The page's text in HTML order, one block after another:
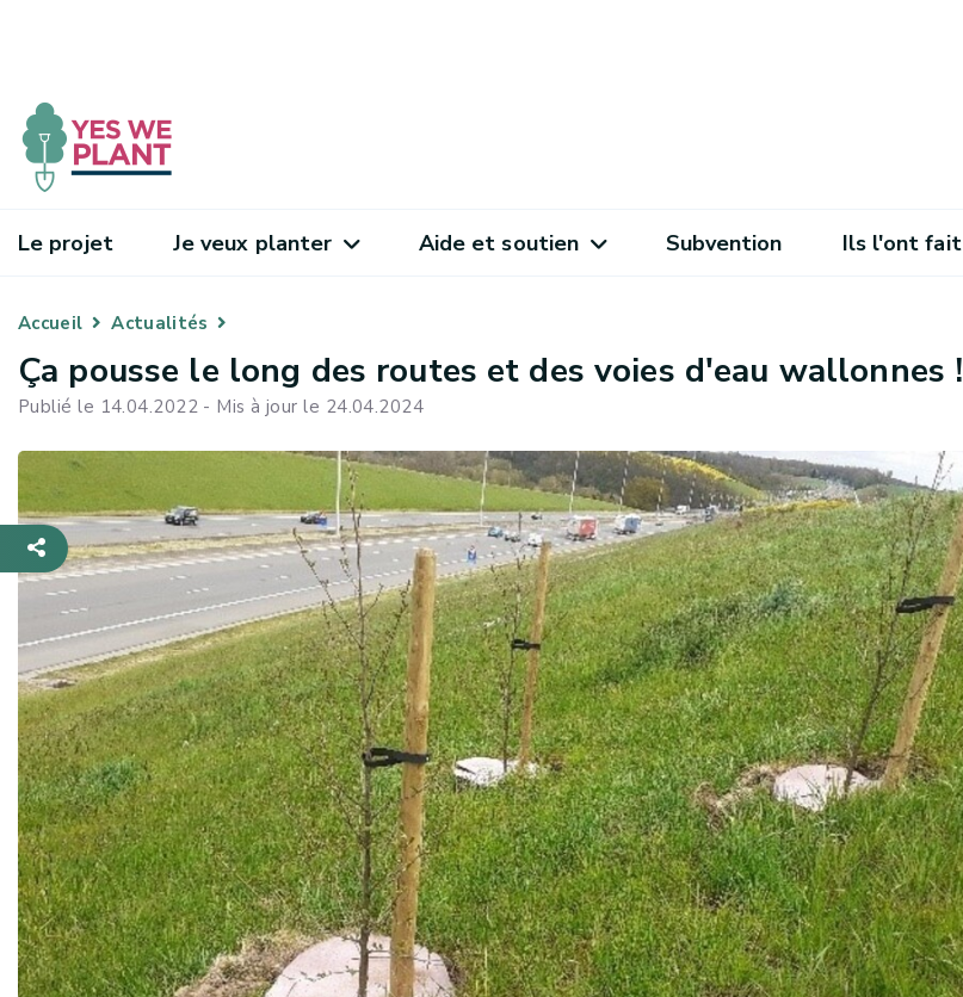
Le projet Je veux planter Aide et soutien Subvention Ils l'ont fait
Accueil Actualités
Ça pousse le long des routes et des voies d'eau wallonnes !
Publié le 14.04.2022 - Mis à jour le 24.04.2024